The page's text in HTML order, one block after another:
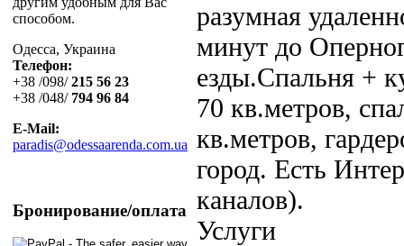
способом.
Одесса, Украина
Телефон:
+38 /098/215 56 23
+38 /048/ 794 96 84
E-Mail:
paradis@odessaarenda.com.ua
Бронирование/оплата
разумная
минут до
езды.Спальня +
70 кв.метров,
кв.метров,
город. Есть
каналов).
Услуги